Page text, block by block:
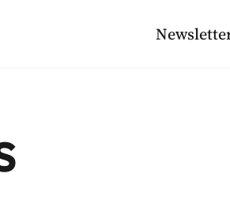
erhalten